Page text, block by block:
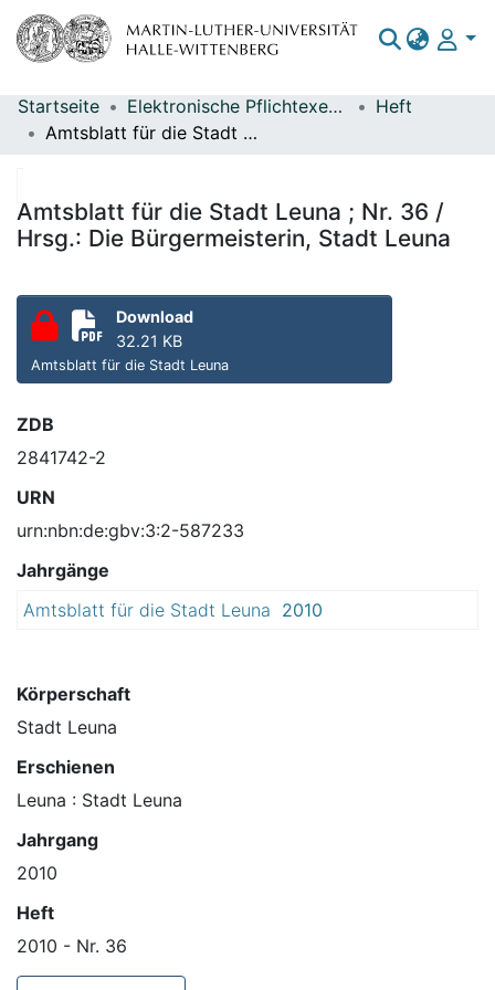
Bereiche & Sammlungen
Statistiken
Startseite Elektronische Pflichtexemplare
Heft
Amtsblatt für die Stadt Leuna ; Nr. 36 / Hrsg.: Die Bürgermeisterin, Stadt Leuna
Amtsblatt für die Stadt Leuna ; Nr. 36 /
Hrsg.: Die Bürgermeisterin, Stadt Leuna
Download
32.21 KB
Amtsblatt für die Stadt Leuna
ZDB
2841742-2
URN
urn:nbn:de:gbv:3:2-587233
Jahrgänge
Amtsblatt für die Stadt Leuna 2010
Körperschaft
Stadt Leuna
Erschienen
Leuna : Stadt Leuna
Jahrgang
2010
Heft
2010 - Nr. 36